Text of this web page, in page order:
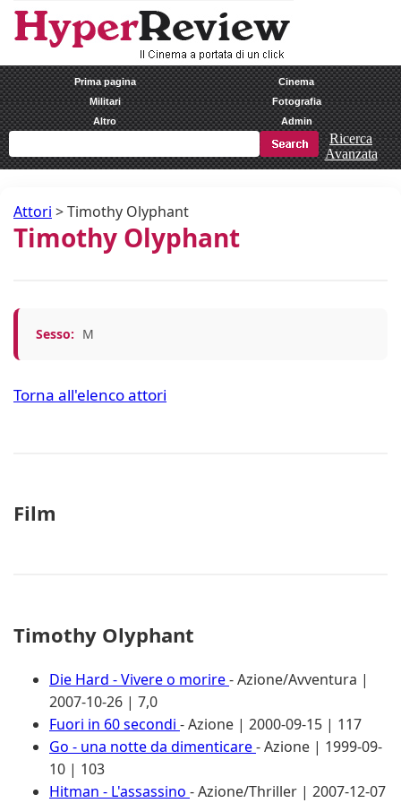
Prima pagina
Cinema
Militari
Fotografia
Altro
Admin
Ricerca
Avanzata
Attori >Timothy Olyphant
Timothy Olyphant
Sesso: M
Torna all'elenco attori
Film
Timothy Olyphant
Die Hard - Vivere o morire- Azione/Avventura |
2007-10-26 | 7,0
Fuori in 60 secondi - Azione | 2000-09-15 | 117
Go - una notte da dimenticare- Azione | 1999-09-
10 | 103
Hitman - L'assassino - Azione/Thriller | 2007-12-07